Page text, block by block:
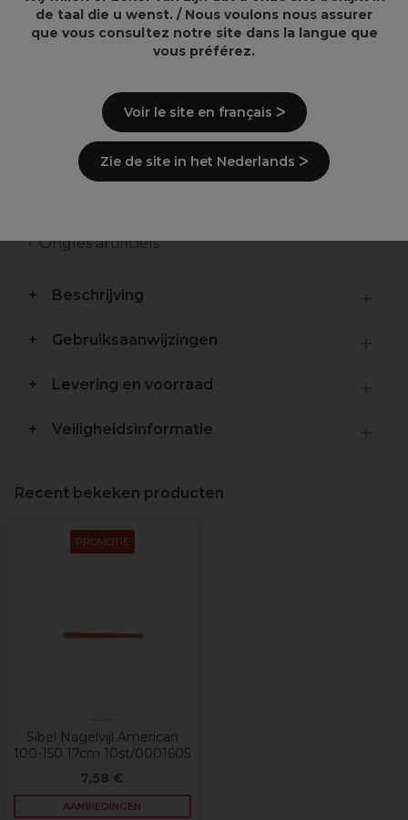
3,13€ 17,69€
Overzicht
Lime double face
Ongles artificiels
Beschrijving
Gebruiksaanwijzingen
Levering en voorraad
Veiligheidsinformatie
Recent bekeken producten
PROMOTIE
Sibel Nagelvijl American
100-150 17cm 10st/0001605
7,58 €
AANBIEDINGEN
de taal die u wenst. / Nous voulons nous assurer
que vous consultez notre site dans la langue que
vous préférez.
Voir le site en français ᐳ
Zie de site in het Nederlands ᐳ